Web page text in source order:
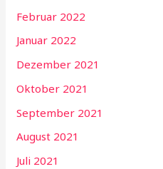
Februar 2022
Januar 2022
Dezember 2021
Oktober 2021
September 2021
August 2021
Juli 2021